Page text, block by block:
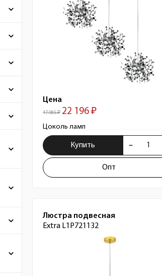
Цена
47 085 ₽ 22 196 ₽
Цоколь ламп
Купить
Опт
Люстра подвесная
Extra L1P721132